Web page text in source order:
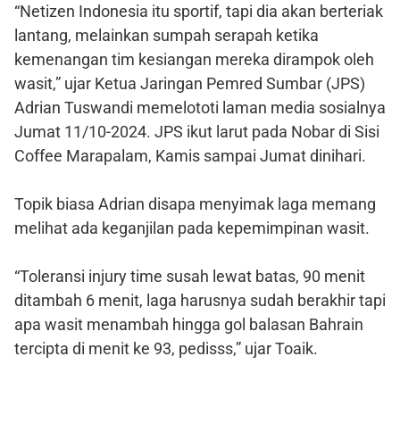
“Netizen Indonesia itu sportif, tapi dia akan berteriak
lantang, melainkan sumpah serapah ketika
kemenangan tim kesiangan mereka dirampok oleh
wasit,” ujar Ketua Jaringan Pemred Sumbar (JPS)
Adrian Tuswandi memelototi laman media sosialnya
Jumat 11/10-2024. JPS ikut larut pada Nobar di Sisi
Coffee Marapalam, Kamis sampai Jumat dinihari.
Topik biasa Adrian disapa menyimak laga memang
melihat ada keganjilan pada kepemimpinan wasit.
“Toleransi injury time susah lewat batas, 90 menit
ditambah 6 menit, laga harusnya sudah berakhir tapi
apa wasit menambah hingga gol balasan Bahrain
tercipta di menit ke 93, pedisss,” ujar Toaik.